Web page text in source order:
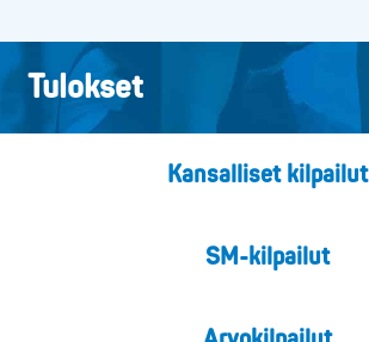
Tulokset
Kansalliset kilpailut
SM-kilpailut